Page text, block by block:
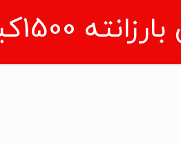
1500کیلویی